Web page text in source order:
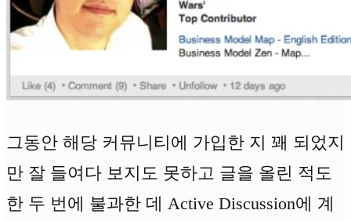
그동안 해당 커뮤니티에 가입한 지 꽤 되었지
만 잘 들여다 보지도 못하고 글을 올린 적도
한 두 번에 불과한 데 Active Discussion에 계